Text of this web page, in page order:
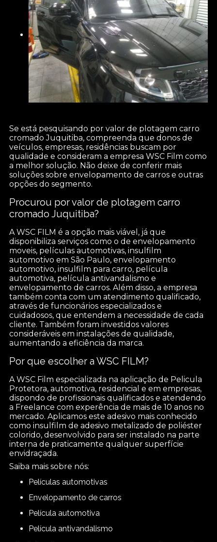
Se está pesquisando por valor de plotagem carro
cromado Juquitiba, compreenda que donos de
veículos, empresas, residências buscam por
qualidade e consideram a empresa WSC Film como
a melhor solução. Não deixe de conferir mais
soluções sobre envelopamento de carros e outras
opções do segmento.
Procurou por valor de plotagem carro
cromado Juquitiba?
A WSC FILM é a opção mais viável, já que
disponibiliza serviços como o de envelopamento
moveis, películas automotivas, insulfilm
automotivo em São Paulo, envelopamento
automotivo, insulfilm para carro, película
automotiva, película antivandalismo e
envelopamento de carros. Além disso, a empresa
também conta com um atendimento qualificado,
através de funcionários especializados e
cuidadosos, que entendem a necessidade de cada
cliente. Também foram investidos valores
consideráveis em instalações de qualidade,
aumentando a eficiência da marca.
Por que escolher a WSC FILM?
A WSC Film especializada na aplicação de Pelicula
Protetora, automotiva, residencial e em empresas,
dispondo de profissionais qualificados e atendendo
a Freelance com experência de mais de 10 anos no
mercado. Aplicamos este adesivo mais conhecido
como insulfilm de adesivo metalizado de poliéster
colorido, desenvolvido para ser instalado na parte
interna de praticamente qualquer superfície
envidraçada.
Saiba mais sobre nós:
películas automotivas
envelopamento de carros
película automotiva
película antivandalismo